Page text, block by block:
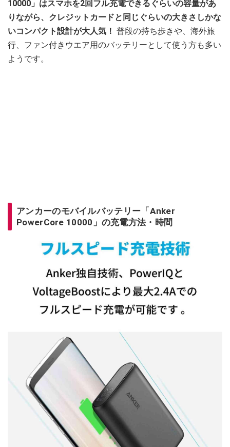
10000」はスマホを2回フル充電できるぐらいの容量があ
りながら、クレジットカードと同じぐらいの大きさしかな
いコンパクト設計が大人気！ 普段の持ち歩きや、海外旅
行、ファン付きウエア用のバッテリーとして使う方も多い
ようです。
アンカーのモバイルバッテリー「Anker
PowerCore 10000」の充電方法・時間